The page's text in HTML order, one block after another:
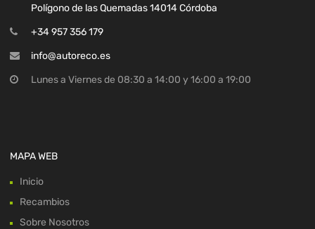
Polígono de las Quemadas 14014 Córdoba
+34 957 356 179
info@autoreco.es
Lunes a Viernes de 08:30 a 14:00 y 16:00 a 19:00
MAPA WEB
Inicio
Recambios
Sobre Nosotros